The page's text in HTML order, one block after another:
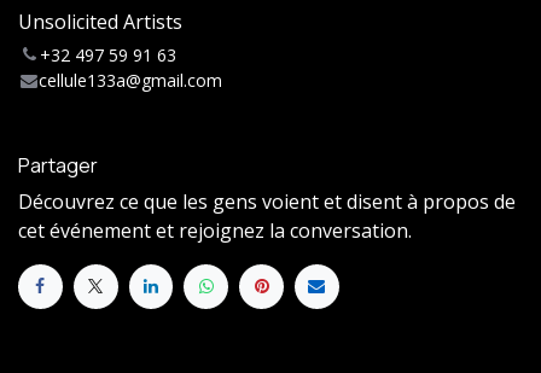
Unsolicited Artists
+32 497 59 91 63
cellule133a@gmail.com
Partager
Découvrez ce que les gens voient et disent à propos de
cet événement et rejoignez la conversation.